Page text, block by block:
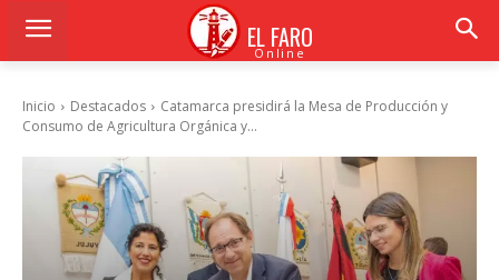
EL FARO
Online
Inicio Destacados
Catamarca presidirá la Mesa de Producción y
Consumo de Agricultura Orgánica y...